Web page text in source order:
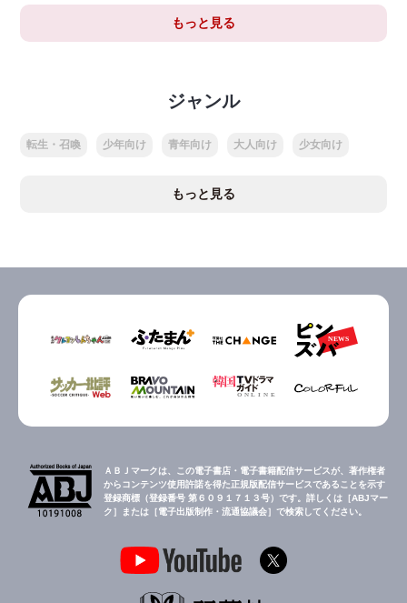
もっと見る
ジャンル
転生・召喚 少年向け 青年向け 大人向け 少女向け
もっと見る
ＡＢＪマークは、この電子書店・電子書籍配信サービスが、著作権者
からコンテンツ使用許諾を得た正規版配信サービスであることを示す
登録商標（登録番号 第６０９１７１３号）です。詳しくは［ABJマー
ク］または［電子出版制作・流通協議会］で検索してください。